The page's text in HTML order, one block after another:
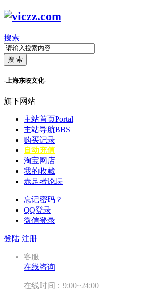
搜索
搜 索
-上海东映文化-
旗下网站
主站首页Portal
主站导航BBS
购买记录
自动充值
淘宝网店
我的收藏
赤足者论坛
忘记密码？
QQ登录
微信登录
登陆 注册
客服
在线咨询
在线时间：9:00~24:00